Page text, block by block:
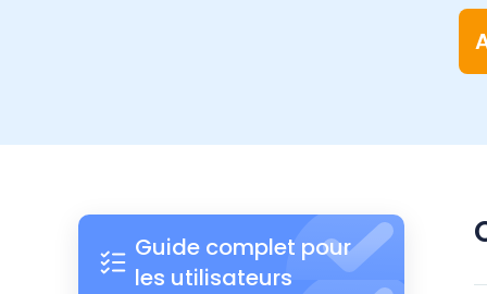
Guide complet pour
les utilisateurs